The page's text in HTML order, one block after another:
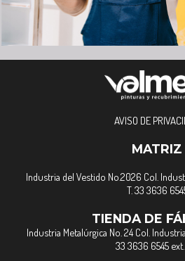
AVISO DE
MATRIZ
Industria del Vestido No.2026 Col.
T. 33 3636
TIENDA DE
Industria Metalúrgica No. 24 Col.
33 3636 6545 ext.